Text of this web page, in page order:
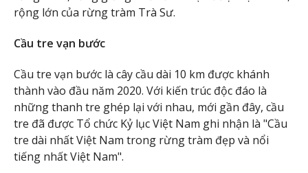
rộng lớn của rừng tràm Trà Sư.
Cầu tre vạn bước
Cầu tre vạn bước là cây cầu dài 10 km được khánh
thành vào đầu năm 2020. Với kiến trúc độc đáo là
những thanh tre ghép lại với nhau, mới gần đây, cầu
tre đã được Tổ chức Kỷ lục Việt Nam ghi nhận là "Cầu
tre dài nhất Việt Nam trong rừng tràm đẹp và nổi
tiếng nhất Việt Nam".